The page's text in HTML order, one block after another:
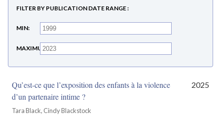
FILTER BY PUBLICATION DATE RANGE
MIN
MAXIMUM
Qu’est-ce que l’exposition des enfants à la violence
d’un partenaire intime ?
Tara Black, Cindy Blackstock
2025